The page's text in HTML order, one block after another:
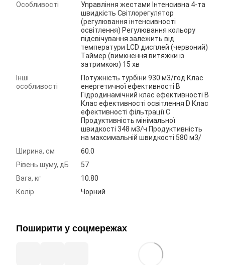
Особливості
Управління жестами Інтенсивна 4-та
швидкість Світлорегулятор
(регулювання інтенсивності
освітлення) Регулювання кольору
підсвічування залежить від
температури LCD дисплей (червоний)
Таймер (вимкнення витяжки із
затримкою) 15 хв
Інші
особливості
Потужність турбіни 930 м3/год Клас
енергетичної ефективності B
Гідродинамічний клас ефективності B
Клас ефективності освітлення D Клас
ефективності фільтрації C
Продуктивність мінімальної
швидкості 348 м3/ч Продуктивність
на максимальній швидкості 580 м3/
Ширина, см
60.0
Рівень шуму, дБ
57
Вага, кг
10.80
Колір
Чорний
Поширити у соцмережах